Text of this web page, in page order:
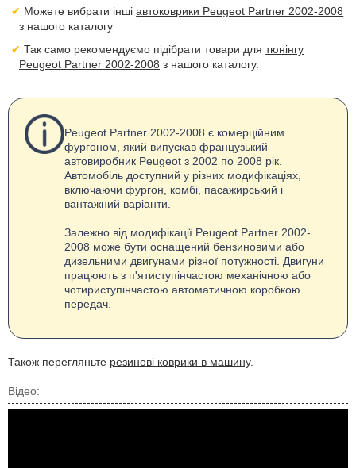
Можете вибрати іншіавтоковрики Peugeot Partner 2002-2008
з нашого каталогу
Так само рекомендуємо підібрати товари длятюнінгу
Peugeot Partner 2002-2008 з нашого каталогу.
Peugeot Partner 2002-2008 є комерційним
фургоном, який випускав французький
автовиробник Peugeot з 2002 по 2008 рік.
Автомобіль доступний у різних модифікаціях,
включаючи фургон, комбі, пасажирський і
вантажний варіанти.
Залежно від модифікації Peugeot Partner 2002-
2008 може бути оснащений бензиновими або
дизельними двигунами різної потужності. Двигуни
працюють з п'ятиступінчастою механічною або
чотириступінчастою автоматичною коробкою
передач.
Також перегляньте резинові коврики в машину.
Відео: